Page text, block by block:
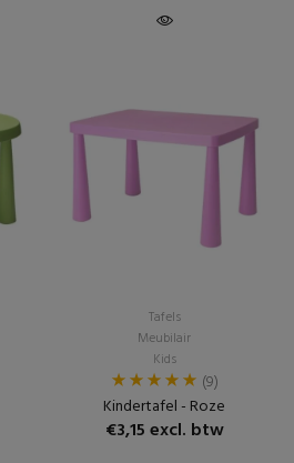
Tafels
Meubilair
Kids
(9)
Kindertafel - Roze
€3,15 excl. btw